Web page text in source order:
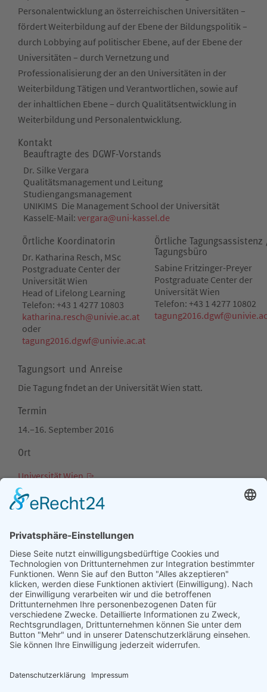
Personalentwicklung an österreichischen Universitäten –
fördert Weiterbildung auf der Ebene der Bildungspolitik –
durch Lobbying auf politischer Ebene, auf der Ebene der
Universitäten – durch Vernetzung und
Professionalisierung der an den Universitäten in der
Weiterbildung Tätigen und Verantwortlichen, sowie auf
der inhaltlichen Ebene – durch Qualitätsentwicklung in
Weiterbildung und Personalentwicklung.
Kontakt
Beauftragte des DGWF-Vorstands
Dr. Silke Vergara
Qualitätsmanagement und Leitung
Studiengangsmanagement
UNIKIMS Die Management School der Universität
KasselE-Mail:vergara@uni-kassel.de
Örtliche Koordinatorin
Dr. Katharina Resch, MSc
Postgraduate Center der
Universität Wien
Head of Lifelong Learning
Telefon:+43 1 4277 10803
katharina.resch@univie.ac.at
oder
tagung2016.dgwf@univie.ac.at
Örtliche Tagungsassistenz
Tagungsbüro
Sabine Fritzinger-Preyer
Postgraduate Center der
Universität Wien
Telefon:+43 1 4277 10802
tagung2016.dgwf@
Tagungsort und Anreise
Die Tagung fndet an der Universität Wien statt.
Termin
14.–16. September 2016
Ort
Universität Wien